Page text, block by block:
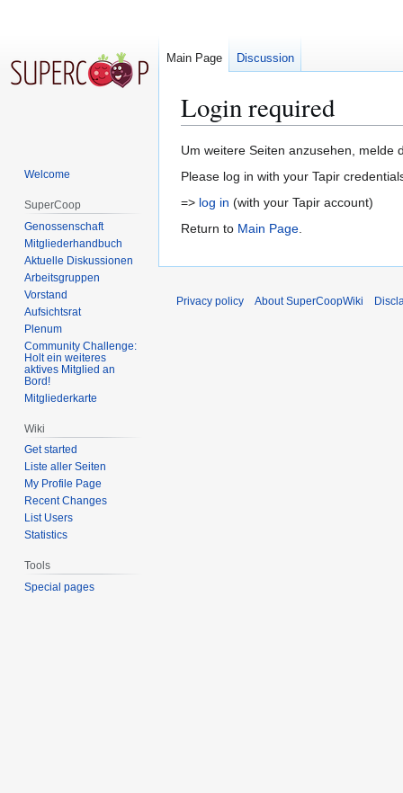
Login required
Jump
to
Jump
to
Um weitere Seiten anzusehen, melde
Please log in with your Tapir
=> log in (with your Tapir account)
Return to Main Page.
Main Page Discussion
Welcome
SuperCoop
Genossenschaft
Mitgliederhandbuch
Aktuelle Diskussionen
Arbeitsgruppen
Vorstand
Aufsichtsrat
Plenum
Community Challenge:
Holt ein weiteres
aktives Mitglied an
Bord!
Mitgliederkarte
Wiki
Get started
Liste aller Seiten
My Profile Page
Recent Changes
List Users
Statistics
Tools
Special pages
Privacy policy About SuperCoopWiki